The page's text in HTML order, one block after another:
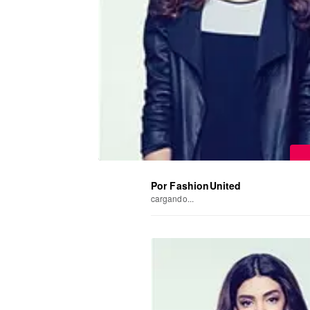
Por FashionUnited
cargando...